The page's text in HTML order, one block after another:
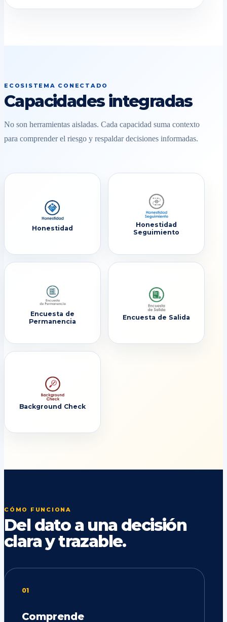
ECOSISTEMA CONECTADO
Capacidades integradas
No son herramientas aisladas. Cada capacidad suma contexto
para comprender el riesgo y respaldar decisiones informadas.
Honestidad
Honestidad
Seguimiento
Encuesta de
Permanencia
Encuesta de Salida
Background Check
CÓMO FUNCIONA
Del dato a una decisión
clara y trazable.
01
Comprende